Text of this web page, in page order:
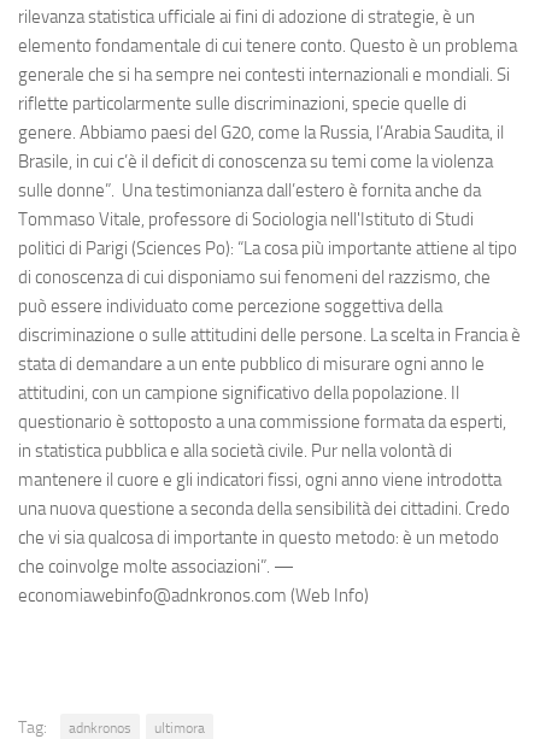
rilevanza statistica ufficiale ai fini di adozione di strategie, è un
elemento fondamentale di cui tenere conto. Questo è un problema
generale che si ha sempre nei contesti internazionali e mondiali. Si
riflette particolarmente sulle discriminazioni, specie quelle di
genere. Abbiamo paesi del G20, come la Russia, l’Arabia Saudita, il
Brasile, in cui c’è il deficit di conoscenza su temi come la violenza
sulle donne”. Una testimonianza dall’estero è fornita anche da
Tommaso Vitale, professore di Sociologia nell'Istituto di Studi
politici di Parigi (Sciences Po): “La cosa più importante attiene al tipo
di conoscenza di cui disponiamo sui fenomeni del razzismo, che
può essere individuato come percezione soggettiva della
discriminazione o sulle attitudini delle persone. La scelta in Francia è
stata di demandare a un ente pubblico di misurare ogni anno le
attitudini, con un campione significativo della popolazione. Il
questionario è sottoposto a una commissione formata da esperti,
in statistica pubblica e alla società civile. Pur nella volontà di
mantenere il cuore e gli indicatori fissi, ogni anno viene introdotta
una nuova questione a seconda della sensibilità dei cittadini. Credo
che vi sia qualcosa di importante in questo metodo: è un metodo
che coinvolge molte associazioni”. —
economiawebinfo@adnkronos.com (Web Info)
Tag: adnkronos ultimora